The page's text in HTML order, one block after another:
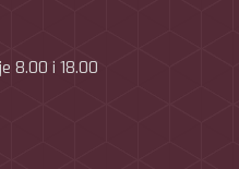
8.00 i 18.00